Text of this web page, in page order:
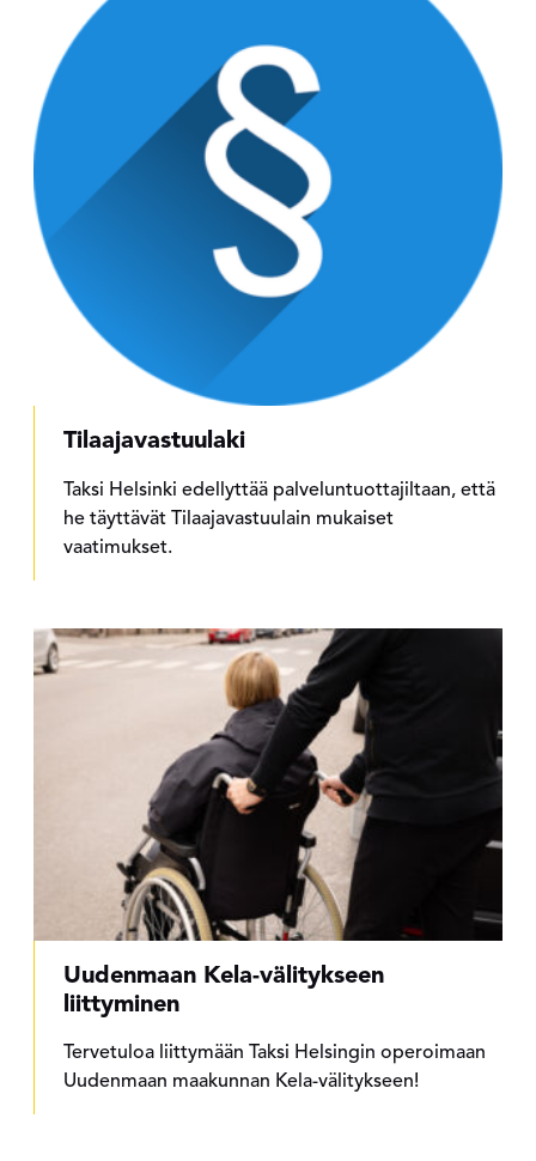
Tilaajavastuulaki
Taksi Helsinki edellyttää palveluntuottajiltaan, että
he täyttävät Tilaajavastuulain mukaiset
vaatimukset.
Uudenmaan Kela-välitykseen
liittyminen
Tervetuloa liittymään Taksi Helsingin operoimaan
Uudenmaan maakunnan Kela-välitykseen!